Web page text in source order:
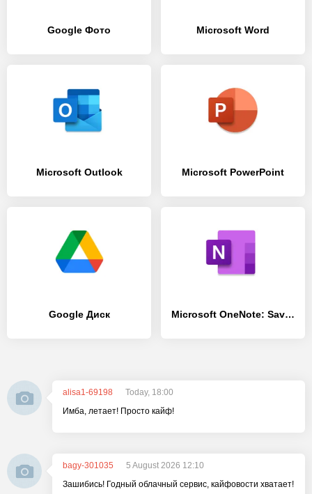
Google Фото Microsoft Word
Microsoft Outlook Microsoft PowerPoint
Google Диск Microsoft OneNote: Save Notes
alisa1-69198
Today, 18:00
Имба, летает! Просто кайф!
bagy-301035
5 August 2026 12:10
Зашибись! Годный облачный сервис, кайфовости хватает!